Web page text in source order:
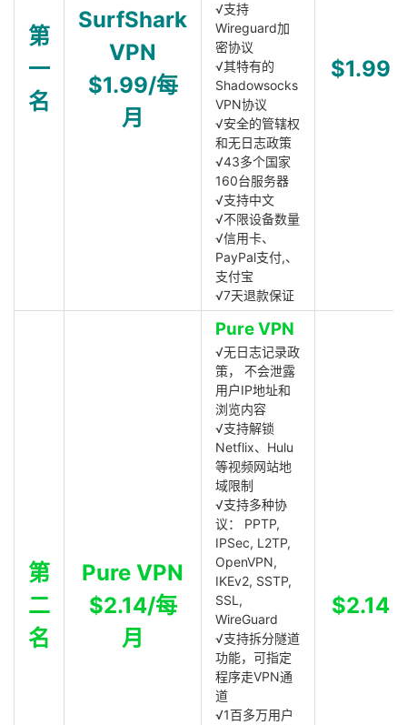
第
一
名
SurfShark
VPN
$1.99/每
月
√支持
Wireguard加
密协议
√其特有的
Shadowsocks
VPN协议
√安全的管辖权
和无日志政策
√43多个国家
160台服务器
√支持中文
√不限设备数量
√信用卡、
PayPal支付,、
支付宝
√7天退款保证
$1.99
第
二
名
Pure VPN
$2.14/每
月
Pure VPN
√无日志记录政
策， 不会泄露
用户IP地址和
浏览内容
√支持解锁
Netflix、Hulu
等视频网站地
域限制
√支持多种协
议： PPTP,
IPSec, L2TP,
OpenVPN,
IKEv2, SSTP,
SSL,
WireGuard
√支持拆分隧道
功能，可指定
程序走VPN通
道
√1百多万用户
$2.14